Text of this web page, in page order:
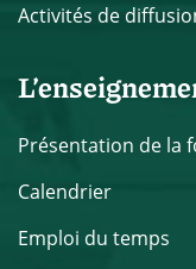
Activités de
Présentation de la
Calendrier
Emploi du temps